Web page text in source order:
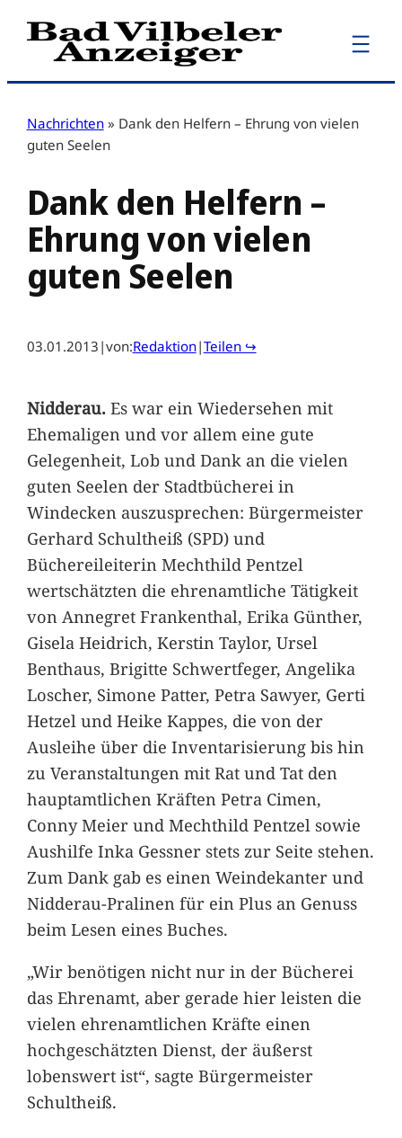
Zum
Inhalt
Nachrichten » Dank den Helfern – Ehrung von vielen
guten Seelen
Dank den Helfern –
Ehrung von vielen
guten Seelen
03.01.2013 |von:Redaktion|Teilen ↪
Nidderau.Es war ein Wiedersehen mit
Ehemaligen und vor allem eine gute
Gelegenheit, Lob und Dank an die vielen
guten Seelen der Stadtbücherei in
Windecken auszusprechen: Bürgermeister
Gerhard Schultheiß (SPD) und
Büchereileiterin Mechthild Pentzel
wertschätzten die ehrenamtliche Tätigkeit
von Annegret Frankenthal, Erika Günther,
Gisela Heidrich, Kerstin Taylor, Ursel
Benthaus, Brigitte Schwertfeger, Angelika
Loscher, Simone Patter, Petra Sawyer, Gerti
Hetzel und Heike Kappes, die von der
Ausleihe über die Inventarisierung bis hin
zu Veranstaltungen mit Rat und Tat den
hauptamtlichen Kräften Petra Cimen,
Conny Meier und Mechthild Pentzel sowie
Aushilfe Inka Gessner stets zur Seite stehen.
Zum Dank gab es einen Weindekanter und
Nidderau-Pralinen für ein Plus an Genuss
beim Lesen eines Buches.
„Wir benötigen nicht nur in der Bücherei
das Ehrenamt, aber gerade hier leisten die
vielen ehrenamtlichen Kräfte einen
hochgeschätzten Dienst, der äußerst
lobenswert ist“, sagte Bürgermeister
Schultheiß.